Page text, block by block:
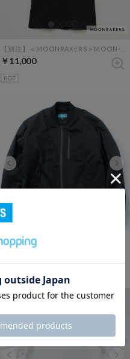
￥11,000
HOT
洗えるMA-1（ダークネイビー）